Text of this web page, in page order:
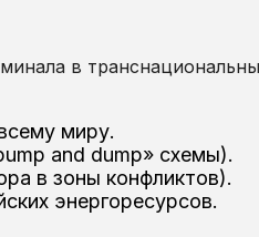
в
миру.
and dump» схемы).
в зоны конфликтов).
энергоресурсов.